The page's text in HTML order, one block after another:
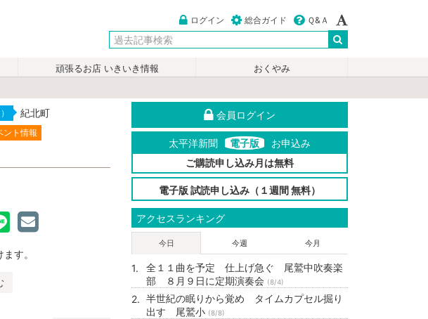
ログイン 総合ガイド Ｑ&Ａ
頑張るお店 いきいき情報
おくやみ
紀北町
ント情報
す。
会員ログイン
太平洋新聞 電子版
お申込み
ご購読申し込み月は無料
電子版 試読申し込み（１週間 無料）
アクセスランキング
今日 今週 今月
全１１曲を予定 仕上げ急ぐ 尾鷲中吹奏楽
部 ８月９日に定期演奏会 (8/4)
半世紀の眠りから覚め タイムカプセル掘り
出す 尾鷲小 (8/8)